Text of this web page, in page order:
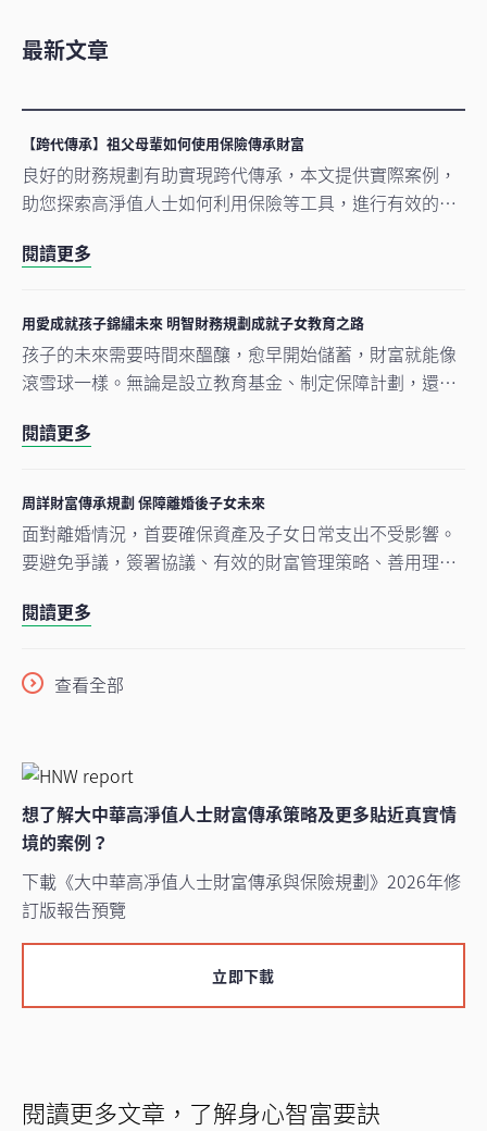
最新文章
【跨代傳承】祖父母輩如何使用保險傳承財富
良好的財務規劃有助實現跨代傳承，本文提供實際案例，
助您探索高淨值人士如何利用保險等工具，進行有效的跨
閱讀更多
用愛成就孩子錦繡未來 明智財務規劃成就子女教育之路
孩子的未來需要時間來醞釀，愈早開始儲蓄，財富就能像
滾雪球一樣。無論是設立教育基金、制定保障計劃，還是
閱讀更多
周詳財富傳承規劃 保障離婚後子女未來
面對離婚情況，首要確保資產及子女日常支出不受影響。
要避免爭議，簽署協議、有效的財富管理策略、善用理財
閱讀更多
查看全部
想了解大中華高淨值人士財富傳承策略及更多貼近真實情
境的案例？
下載《大中華高凈值人士財富傳承與保險規劃》2026年修
訂版報告預覽
立即下載
閱讀更多文章，了解身心智富要訣